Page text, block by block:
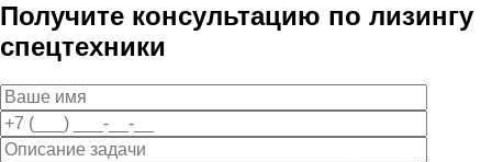
Получите консультацию по лизингу
спецтехники